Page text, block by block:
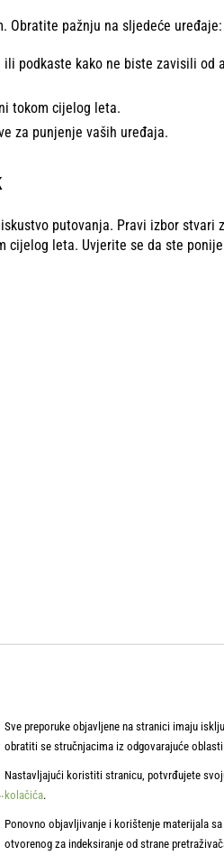
Obratite pažnju na sljedeće uređaje:
podkaste kako ne biste zavisili od
tokom cijelog leta.
za punjenje vaših uređaja.
putovanja. Pravi izbor stvari
cijelog leta. Uvjerite se da ste
Sve preporuke objavljene na stranici imaju
obratiti se stručnjacima iz odgovarajuće
Nastavljajući koristiti stranicu, potvrđujete
kolačića.
Ponovno objavljivanje i korištenje materijala
otvorenog za indeksiranje od strane